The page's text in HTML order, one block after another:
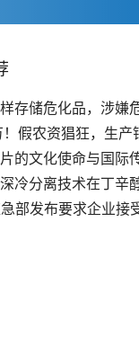
存储危化品，涉嫌
假农资猖狂，生产
冷分离技术在丁辛
部发布要求企业接